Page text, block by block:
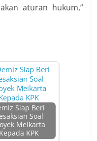
aturan hukum,”
Siap Beri
Soal
Meikarta
Kepada KPK